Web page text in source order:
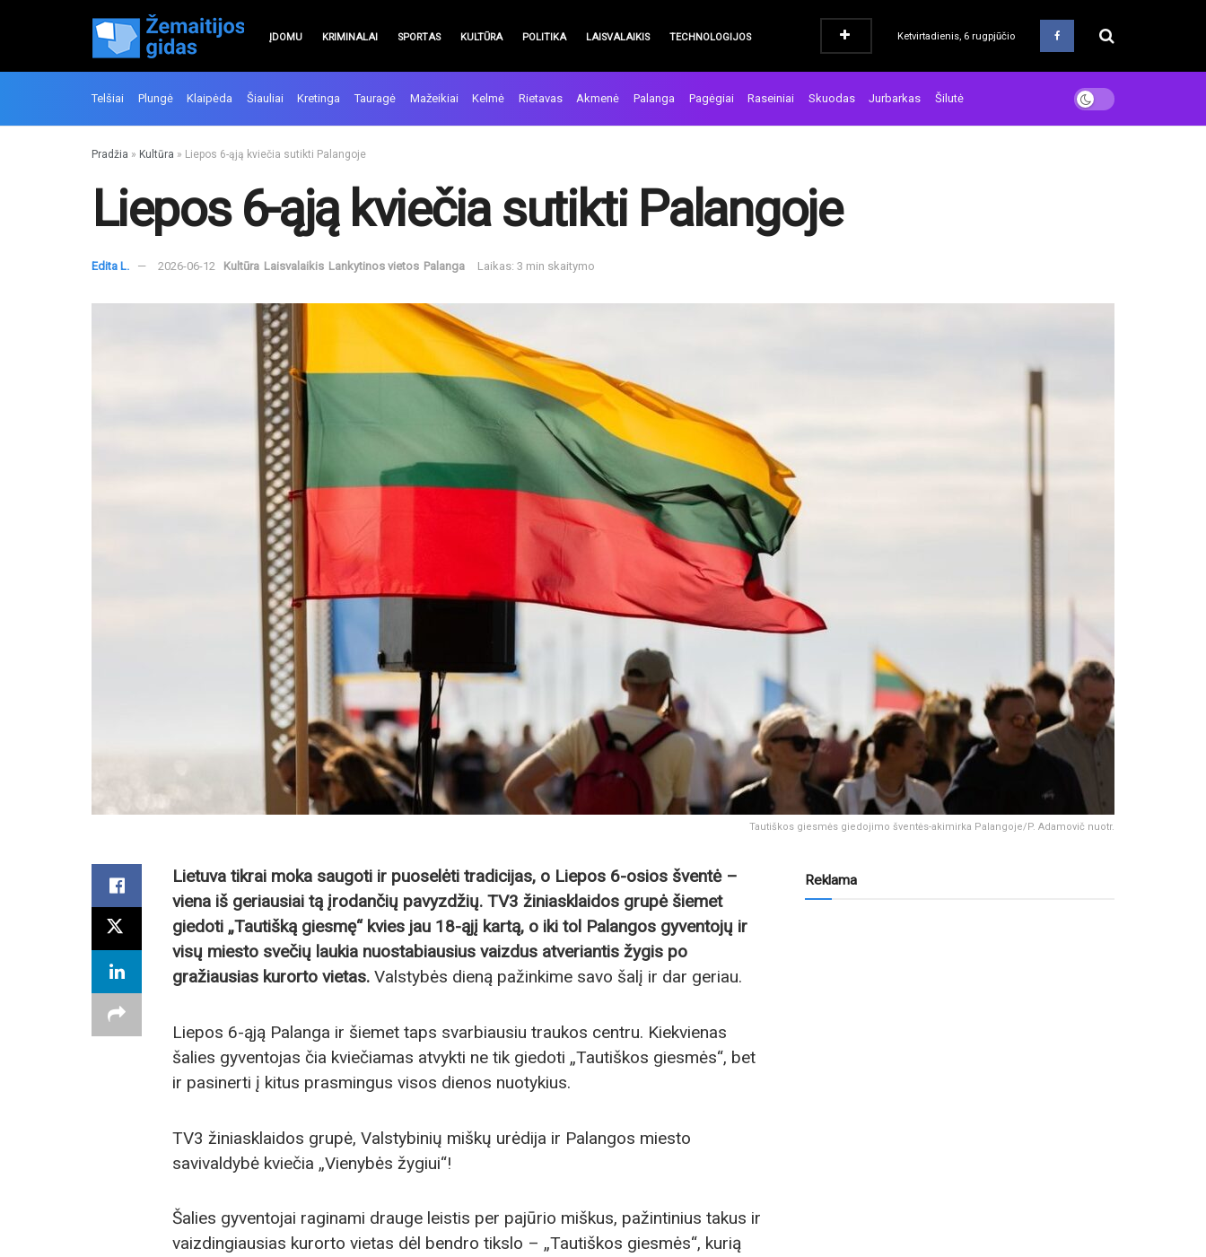
ĮDOMU KRIMINALAI SPORTAS KULTŪRA POLITIKA LAISVALAIKIS TECHNOLOGIJOS Ketvirtadienis, 6 rugpjūčio
Telšiai Plungė Klaipėda Šiauliai Kretinga Tauragė Mažeikiai Kelmė Rietavas Akmenė Palanga Pagėgiai Raseiniai Skuodas Jurbarkas Šilutė
Pradžia » Kultūra » Liepos 6-ąją kviečia sutikti Palangoje
Liepos 6-ąją kviečia sutikti Palangoje
Edita L. 2026-06-12 Kultūra Laisvalaikis Lankytinos vietos Palanga Laikas: 3 min skaitymo
Tautiškos giesmės giedojimo šventės-akimirka Palangoje/P. Adamovič nuotr.
Lietuva tikrai moka saugoti ir puoselėti tradicijas, o Liepos 6-osios šventė –
viena iš geriausiai tą įrodančių pavyzdžių. TV3 žiniasklaidos grupė šiemet
giedoti „Tautišką giesmę“ kvies jau 18-ąjį kartą, o iki tol Palangos gyventojų ir
visų miesto svečių laukia nuostabiausius vaizdus atveriantis žygis po
gražiausias kurorto vietas. Valstybės dieną pažinkime savo šalį ir dar geriau.
Liepos 6-ąją Palanga ir šiemet taps svarbiausiu traukos centru. Kiekvienas
šalies gyventojas čia kviečiamas atvykti ne tik giedoti „Tautiškos giesmės“, bet
ir pasinerti į kitus prasmingus visos dienos nuotykius.
TV3 žiniasklaidos grupė, Valstybinių miškų urėdija ir Palangos miesto
savivaldybė kviečia „Vienybės žygiui“!
Šalies gyventojai raginami drauge leistis per pajūrio miškus, pažintinius takus ir
vaizdingiausias kurorto vietas dėl bendro tikslo – „Tautiškos giesmės“, kurią
Reklama